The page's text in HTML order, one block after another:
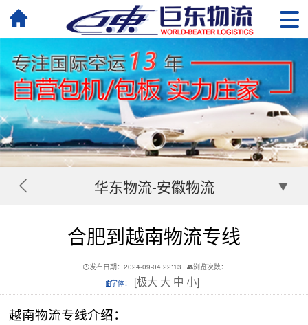
华东物流-安徽物流
合肥到越南物流专线
发布日期：2024-09-04 22:13
浏览次数：
字体：
[极大 大 中 小]
越南物流专线介绍：